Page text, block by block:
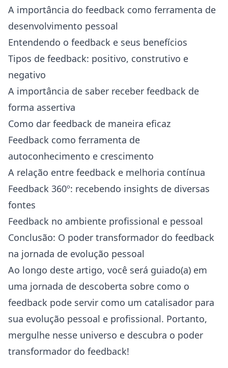
A importância do feedback como ferramenta de
desenvolvimento pessoal
Entendendo o feedback e seus benefícios
Tipos de feedback: positivo, construtivo e
negativo
A importância de saber receber feedback de
forma assertiva
Como dar feedback de maneira eficaz
Feedback como ferramenta de
autoconhecimento e crescimento
A relação entre feedback e melhoria contínua
Feedback 360º: recebendo insights de diversas
fontes
Feedback no ambiente profissional e pessoal
Conclusão: O poder transformador do feedback
na jornada de evolução pessoal
Ao longo deste artigo, você será guiado(a) em
uma jornada de descoberta sobre como o
feedback pode servir como um catalisador para
sua evolução pessoal e profissional. Portanto,
mergulhe nesse universo e descubra o poder
transformador do feedback!